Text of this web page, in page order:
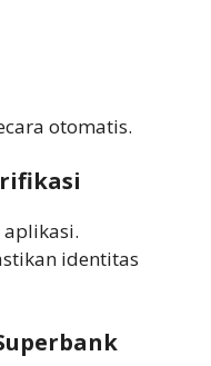
otomatis.
aplikasi.
identitas